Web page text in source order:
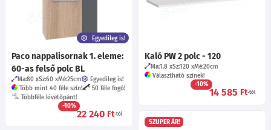
Egyedileg is!
Paco nappalisornak 1. eleme:
60-as felső polc BL
Ma:80 Sz:60 Mé:25cm
Egyedileg is!
Több mint 40 féle szín!
50 féle fogó!
Többféle kivetőpánt!
-10%
22 240 Ft-tól
Kaló PW 2 polc - 120
Ma:1.8 Sz:120 Mé:20cm
Választható színek!
-10%
14 585 Ft-tól
SZUPER ÁR!